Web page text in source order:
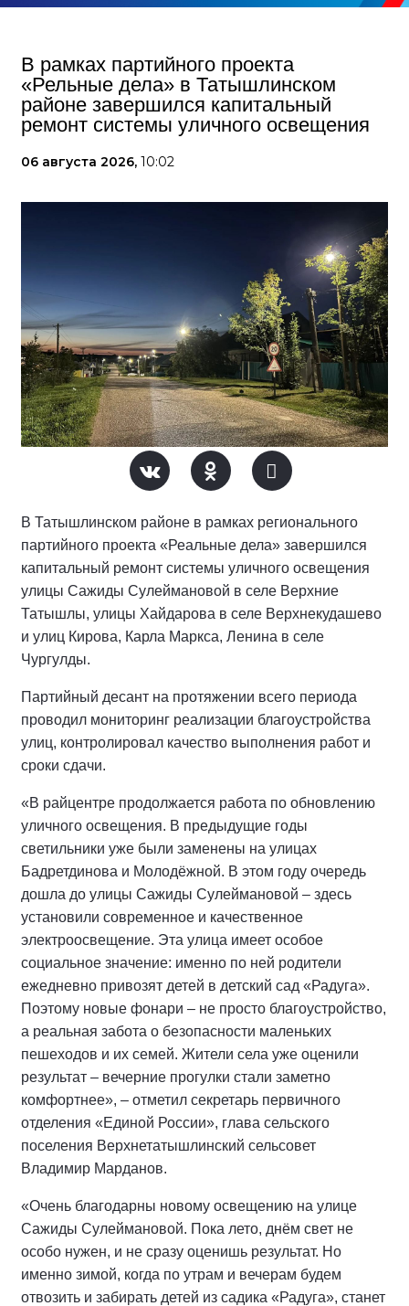
В рамках партийного проекта
«Рельные дела» в Татышлинском
районе завершился капитальный
ремонт системы уличного освещения
06 августа 2026, 10:02
В Татышлинском районе в рамках регионального
партийного проекта «Реальные дела» завершился
капитальный ремонт системы уличного освещения
улицы Сажиды Сулеймановой в селе Верхние
Татышлы, улицы Хайдарова в селе Верхнекудашево
и улиц Кирова, Карла Маркса, Ленина в селе
Чургулды.
Партийный десант на протяжении всего периода
проводил мониторинг реализации благоустройства
улиц, контролировал качество выполнения работ и
сроки сдачи.
«В райцентре продолжается работа по обновлению
уличного освещения. В предыдущие годы
светильники уже были заменены на улицах
Бадретдинова и Молодёжной. В этом году очередь
дошла до улицы Сажиды Сулеймановой – здесь
установили современное и качественное
электроосвещение. Эта улица имеет особое
социальное значение: именно по ней родители
ежедневно привозят детей в детский сад «Радуга».
Поэтому новые фонари – не просто благоустройство,
а реальная забота о безопасности маленьких
пешеходов и их семей. Жители села уже оценили
результат – вечерние прогулки стали заметно
комфортнее», – отметил секретарь первичного
отделения «Единой России», глава сельского
поселения Верхнетатышлинский сельсовет
Владимир Марданов.
«Очень благодарны новому освещению на улице
Сажиды Сулеймановой. Пока лето, днём свет не
особо нужен, и не сразу оценишь результат. Но
именно зимой, когда по утрам и вечерам будем
отвозить и забирать детей из садика «Радуга», станет